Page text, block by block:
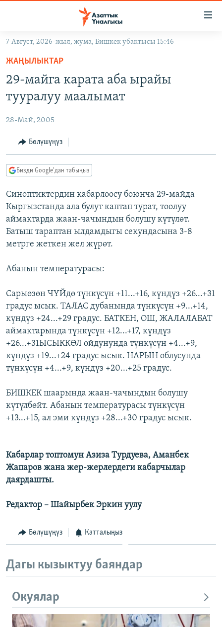
Навигацияга
өтүңүз
салыңыз
ЭКОНОМИКА
МАДАНИЯТ
БОРБОР АЗИЯ
УКРАИНА
АТАЙЫН ИЛИКТӨӨ
ТВ ПРОГРАММАЛАР
ЭКСПЕРТТЕР ТАЛДАЙТ
БИЗ ЖАНА ДҮЙНӨ
ДАНИСТЕ
ЭЖЕ-СИҢДИЛЕР
АЗАТТЫК+
ЫҢГАЙСЫЗ СУРООЛОР
ӨЗГӨЧӨ ПИКИР
Русский
ОНЛАЙН ШЕРИНЕ
ЭЕ/АРнун бардык сайттары
7-Август, 2026-жыл, жума, Бишкек убактысы 15:46
ЖАҢЫЛЫКТАР
29-майга карата аба ырайы
тууралуу маалымат
28-Май, 2005
Бөлүшүңүз
Бизди Google'дан табыңыз
Синоптиктердин кабарлоосу боюнча 29-майда
Кыргызстанда ала булут каптап турат, тоолуу
аймактарда жаан-чачындын болушу күтүлөт.
Батыш тараптан ылдамдыгы секундасына 3-8
метрге жеткен жел жүрөт.
Абанын температурасы:
Сарыөзөн ЧҮЙдө түнкүсүн +11...+16, күндүз +26...+31
градус ысык. ТАЛАС дубанында түнкүсүн +9...+14,
күндүз +24...+29 градус. БАТКЕН, ОШ, ЖАЛАЛАБАТ
аймактарында түнкүсүн +12...+17, күндүз
+26...+31ЫСЫККӨЛ ойдунунда түнкүсүн +4...+9,
күндүз +19...+24 градус ысык. НАРЫН облусунда
түнкүсүн +4...+9, күндүз +20...+25 градус.
БИШКЕК шаарында жаан-чачындын болушу
күтүлбөйт. Абанын температурасы түнкүсүн
+13...+15, ал эми күндүз +28...+30 градус ысык.
Кабарлар топтомун Азиза Турдуева, Аманбек
Жапаров жана жер-жерлердеги кабарчылар
даярдашты.
Редактор – Шайырбек Эркин уулу
Бөлүшүңүз Катталыңыз
Дагы кызыктуу баяндар
Окуялар